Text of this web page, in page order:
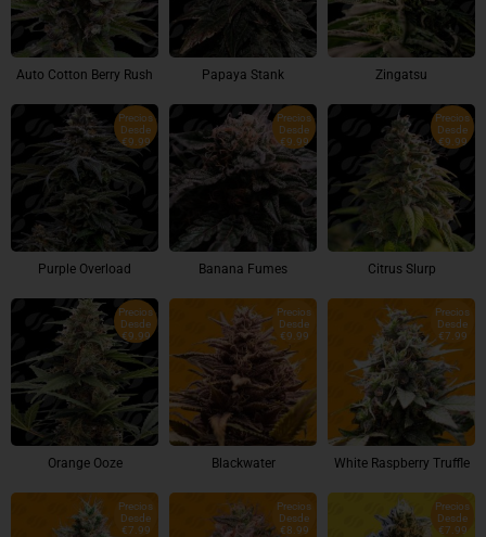
Auto Cotton Berry Rush Papaya Stank Zingatsu
Precios
Desde
€9.99
Purple Overload
Precios
Desde
€9.99
Banana Fumes
Precios
Desde
€9.99
Citrus Slurp
Precios
Desde
€9.99
Orange Ooze
Precios
Desde
€9.99
Blackwater
Precios
Desde
€7.99
White Raspberry Truffle
Precios
Desde
€7.99
Precios
Desde
€8.99
Precios
Desde
€7.99